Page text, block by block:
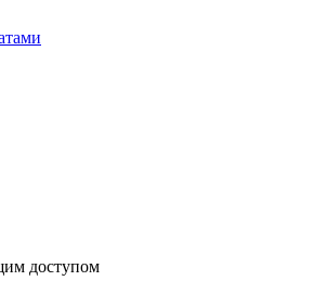
доступом